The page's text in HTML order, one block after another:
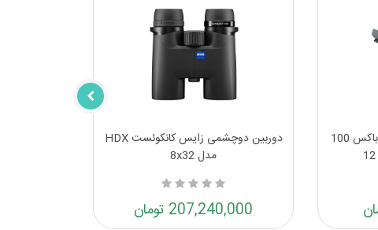
دوربین دوچشمی زایس کانکوئست HDX
مدل 8x32
207,240,000 تومان
جعبه فشنگ ام تس ام درای باکس 100